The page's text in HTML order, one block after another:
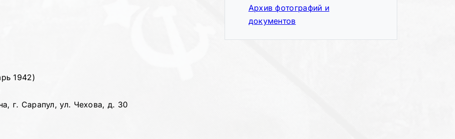
1942)
г. Сарапул, ул. Чехова, д. 30
Архив фотографий и
документов